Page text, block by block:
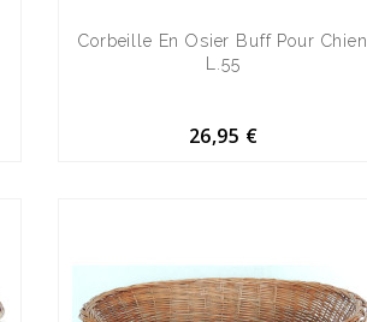
Corbeille En Osier Buff Pour Chien
L.55
26,95 €